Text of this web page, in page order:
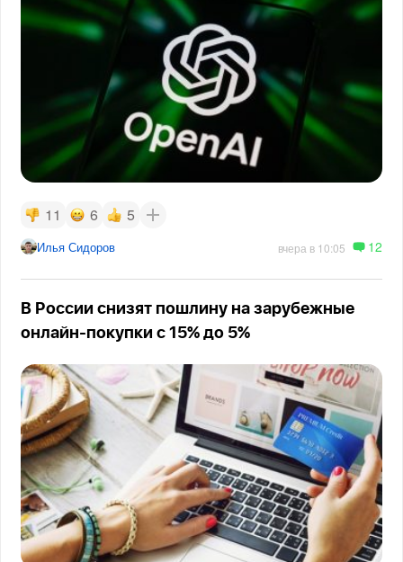
11 6 5
Илья Сидоров вчера в 10:05 12
В России снизят пошлину на зарубежные
онлайн-покупки с 15% до 5%